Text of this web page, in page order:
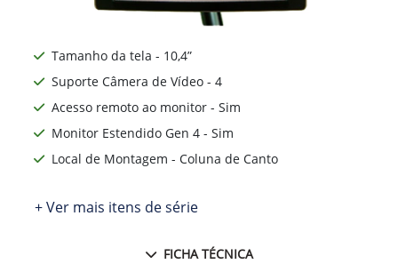
Tamanho da tela - 10,4”
Suporte Câmera de Vídeo - 4
Acesso remoto ao monitor - Sim
Monitor Estendido Gen 4 - Sim
Local de Montagem - Coluna de Canto
+ Ver mais itens de série
FICHA TÉCNICA